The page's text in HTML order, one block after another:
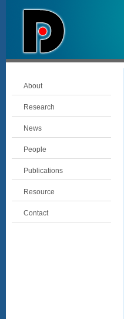
About
Research
News
People
Publications
Resource
Contact